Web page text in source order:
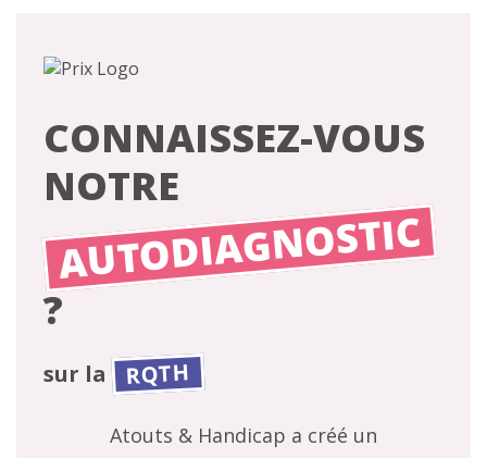
CONNAISSEZ-VOUS
NOTRE
AUTODIAGNOSTIC
?
sur la RQTH
Atouts & Handicap a créé un